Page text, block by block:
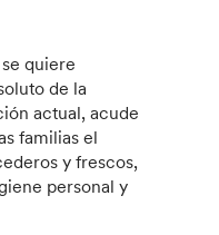
quiere
de la
actual, acude
familias el
y frescos,
personal y